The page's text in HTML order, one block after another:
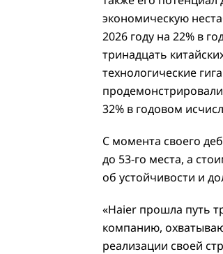
экономическую
2026 году на 22% в
тринадцать
технологические
32% в годовом
С момента своего
до 53-го места, а
об устойчивости и
«Haier прошла путь
компанию,
реализации своей